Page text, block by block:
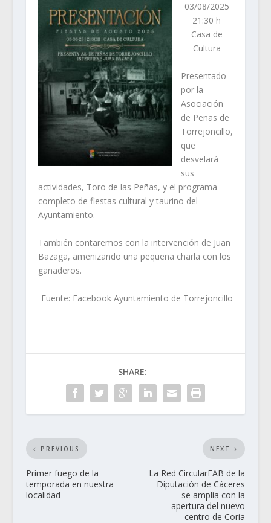
03/08/2025
21:30 h
Casa de
Cultura
Presentado
por la
Asociación
de Peñas de
Torrejoncillo,
que
desvelará
sus
actividades, Toro de las Peñas, y el programa
completo de fiestas cultural y taurino del
Ayuntamiento.
También contaremos con la intervención de Juan
Bazaga, amenizando una pequeña charla con los
ganaderos.
Fuente: Facebook Ayuntamiento de Torrejoncillo
SHARE:
PREVIOUS
Primer fuego de la
temporada en nuestra
localidad
NEXT
La Red CircularFAB de la
Diputación de Cáceres
se amplía con la
apertura del nuevo
centro de Coria